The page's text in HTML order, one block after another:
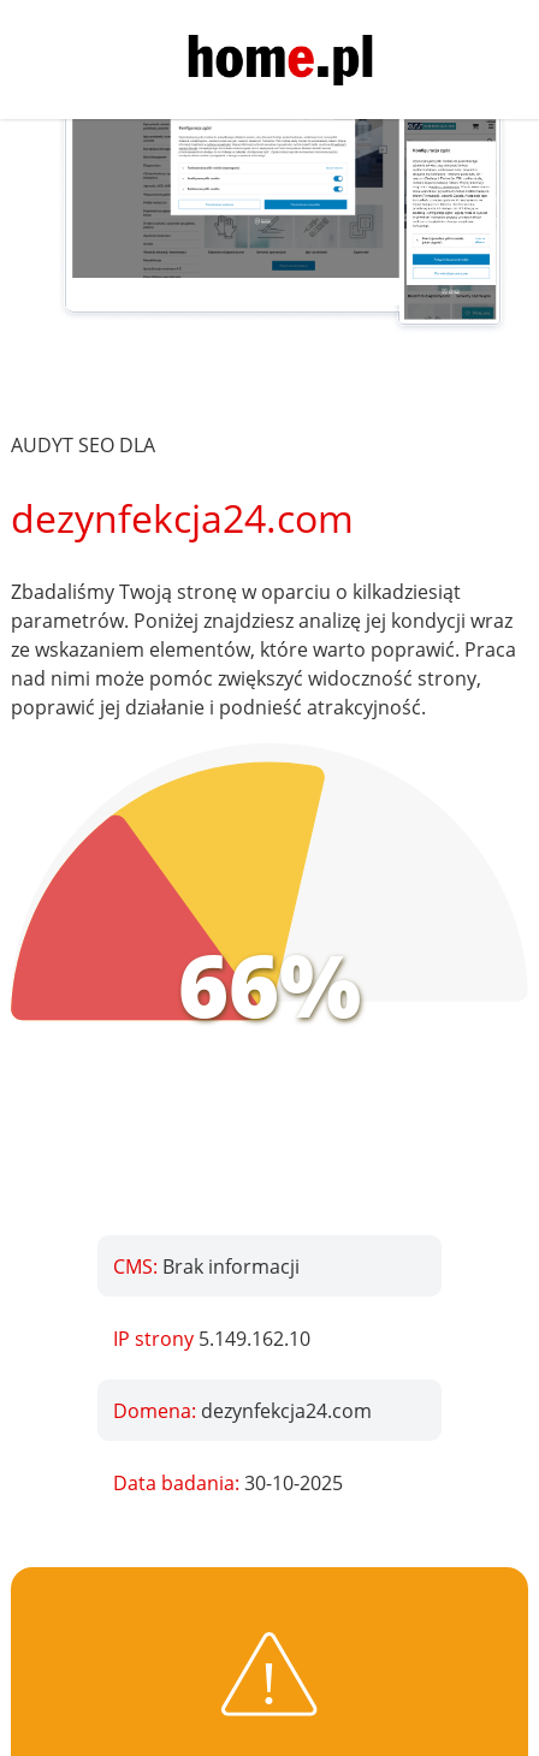
AUDYT SEO DLA
dezynfekcja24.com
Zbadaliśmy Twoją stronę w oparciu o kilkadziesiąt
parametrów. Poniżej znajdziesz analizę jej kondycji wraz
ze wskazaniem elementów, które warto poprawić. Praca
nad nimi może pomóc zwiększyć widoczność strony,
poprawić jej działanie i podnieść atrakcyjność.
66%
CMS: Brak informacji
IP strony 5.149.162.10
Domena: dezynfekcja24.com
Data badania:30-10-2025